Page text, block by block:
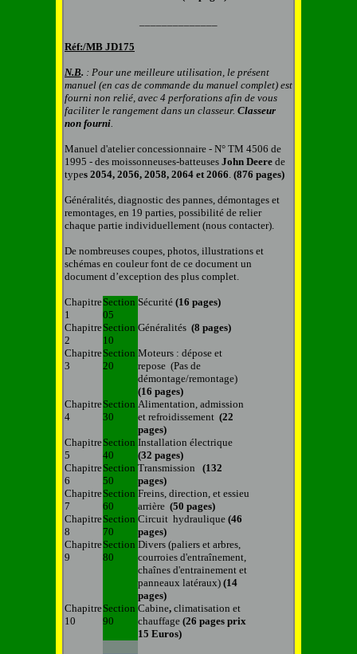
Réf:/MB JD175
N.B. : Pour une meilleure utilisation, le présent
manuel (en cas de commande du manuel complet) est
fourni non relié, avec 4 perforations afin de vous
faciliter le rangement dans un classeur. Classeur
non fourni.
Manuel d'atelier concessionnaire - N° TM 4506 de
1995 - des moissonneuses-batteuses John Deere de
types 2054, 2056, 2058, 2064 et 2066. (876 pages)
Généralités, diagnostic des pannes, démontages et
remontages, en 19 parties, possibilité de relier
chaque partie individuellement (nous contacter).
De nombreuses coupes, photos, illustrations et
schémas en couleur font de ce document un
document d’exception des plus complet.
Chapitre
1
Section
05
Sécurité (16 pages)
Chapitre
2
Section
10
Généralités (8 pages)
Chapitre
3
Section
20
Moteurs : dépose et
repose (Pas de
démontage/remontage)
(16 pages)
Chapitre
4
Section
30
Alimentation, admission
et refroidissement (22
pages)
Chapitre
5
Section
40
Installation électrique
(32 pages)
Chapitre
6
Section
50
Transmission (132
pages)
Chapitre
7
Section
60
Freins, direction, et essieu
arrière (50 pages)
Chapitre
8
Section
70
Circuit hydraulique (46
pages)
Chapitre
9
Section
80
Divers (paliers et arbres,
courroies d'entraînement,
chaînes d'entrainement et
panneaux latéraux) (14
pages)
Chapitre
10
Section
90
Cabine, climatisation et
chauffage (26 pages prix
15 Euros)